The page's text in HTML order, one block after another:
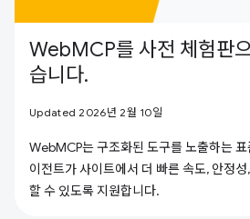
WebMCP를 사전 체험판
습니다.
Updated 2026년 2월 10일
WebMCP는 구조화된 도구를 노출하는
이전트가 사이트에서 더 빠른 속도, 안정
할 수 있도록 지원합니다.